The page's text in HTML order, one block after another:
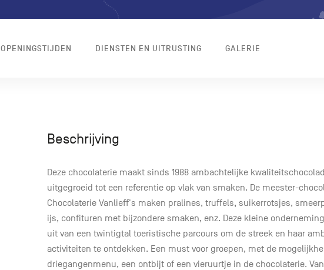
OPENINGSTIJDEN DIENSTEN EN UITRUSTING GALERIE
Beschrijving
Deze chocolaterie maakt sinds 1988 ambachtelijke
uitgegroeid tot een referentie op vlak van smaken. De meester-
Chocolaterie Vanlieff's maken pralines, truffels, suikerrotsjes,
ijs, confituren met bijzondere smaken, enz. Deze kleine
uit van een twintigtal toeristische parcours om de streek en haar
activiteiten te ontdekken. Een must voor groepen, met de
driegangenmenu, een ontbijt of een vieruurtje in de chocolaterie.